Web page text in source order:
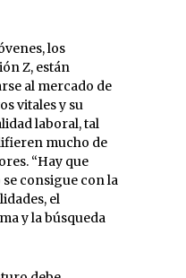
los
Z, están
al mercado de
vitales y su
laboral, tal
mucho de
“Hay que
se consigue con la
el
y la búsqueda